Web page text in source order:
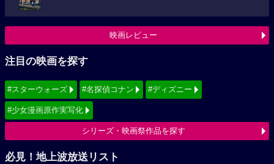
映画レビュー
注目の映画を探す
#スターウォーズ #名探偵コナン #ディズニー
#少女漫画原作実写化
シリーズ・映画祭作品を探す
必見！地上波放送リスト